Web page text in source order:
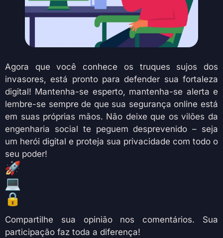
Agora que você conhece os truques sujos dos
invasores, está pronto para defender sua fortaleza
digital! Mantenha-se esperto, mantenha-se alerta e
lembre-se sempre de que sua segurança online está
em suas próprias mãos. Não deixe que os vilões da
engenharia social te peguem desprevenido – seja
um herói digital e proteja sua privacidade com todo o
seu poder!
Compartilhe sua opinião nos comentários. Sua
participação faz toda a diferença!